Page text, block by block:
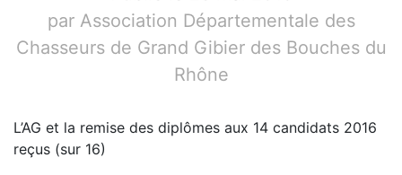
par Association Départementale des
Chasseurs de Grand Gibier des Bouches du
Rhône
L’AG et la remise des diplômes aux 14 candidats 2016
reçus (sur 16)